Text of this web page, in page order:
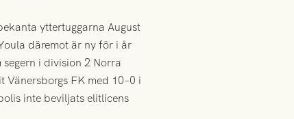
yttertuggarna August
däremot är ny för i år
i division 2 Norra
FK med 10–0 i
inte beviljats elitlicens